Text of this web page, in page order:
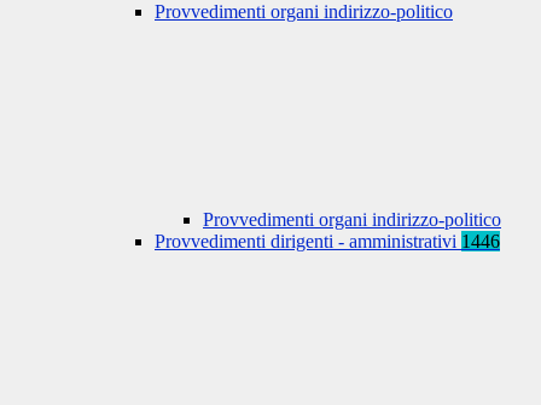
Provvedimenti organi indirizzo-politico
Provvedimenti organi indirizzo-politico
Provvedimenti dirigenti - amministrativi 1446